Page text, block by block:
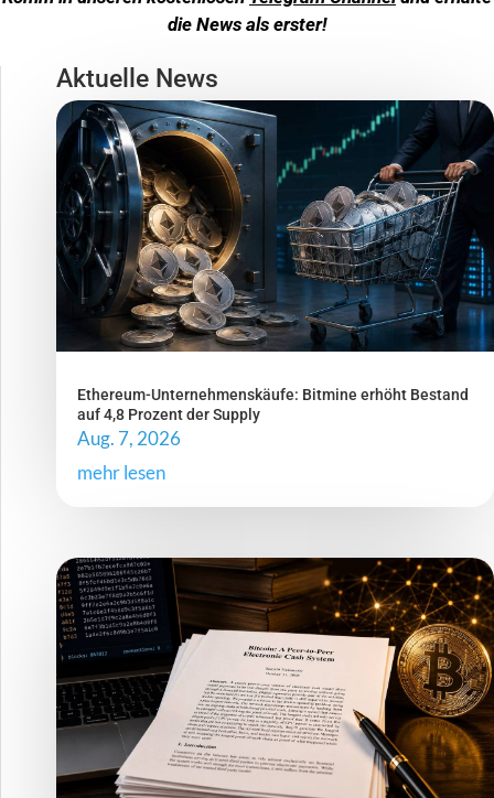
die News als erster!
Aktuelle News
Ethereum-Unternehmenskäufe: Bitmine erhöht Bestand
auf 4,8 Prozent der Supply
Aug. 7, 2026
mehr lesen